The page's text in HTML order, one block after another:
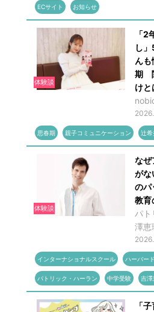
ECサイト お知らせ
体験談
「2
し
んも
期
けと
思春期 親子コミュニケーション 辻希
体験談
なぜ
がな
のパ
教育
パト
澤恵
インターナショナルスクール ハーバー
パトリック・ハーラン 中学受験 吉澤
「